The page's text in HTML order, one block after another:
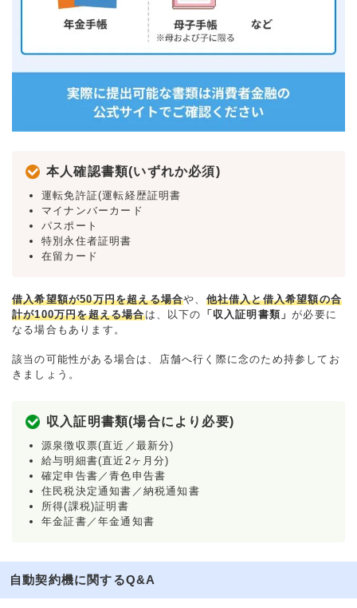
本人確認書類(いずれか必須)
運転免許証(運転経歴証明書
マイナンバーカード
パスポート
特別永住者証明書
在留カード
借入希望額が50万円を超える場合や、 他社借入と借入希望額の合
計が100万円を超える場合は、以下の 「収入証明書類」が必要に
なる場合もあります。
該当の可能性がある場合は、店舗へ行く際に念のため持参してお
きましょう。
収入証明書類(場合により必要)
源泉徴収票(直近／最新分)
給与明細書(直近2ヶ月分)
確定申告書／青色申告書
住民税決定通知書／納税通知書
所得(課税)証明書
年金証書／年金通知書
自動契約機に関するQ&A